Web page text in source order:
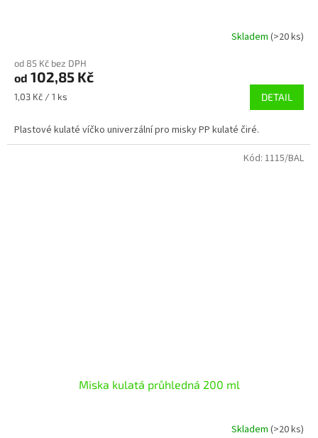
Skladem (>20 ks)
od 85 Kč bez DPH
od 102,85 Kč
Měrná
1,03 Kč / 1 ks DETAIL
Plastové kulaté víčko univerzální pro misky PP kulaté čiré.
Miska kulatá průhledná 200 ml
Skladem (>20 ks)
Kód: 1115/BAL